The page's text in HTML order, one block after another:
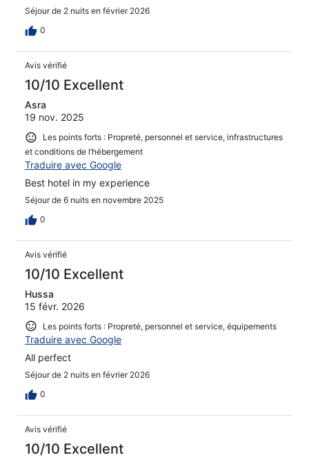
Séjour de 2 nuits en février 2026
0
Avis vérifié
10/10 Excellent
Asra
19 nov. 2025
Les points forts : Propreté, personnel et service, infrastructures
et conditions de l’hébergement
Traduire avec Google
Best hotel in my experience
Séjour de 6 nuits en novembre 2025
0
Avis vérifié
10/10 Excellent
Hussa
15 févr. 2026
Les points forts : Propreté, personnel et service, équipements
Traduire avec Google
All perfect
Séjour de 2 nuits en février 2026
0
Avis vérifié
10/10 Excellent